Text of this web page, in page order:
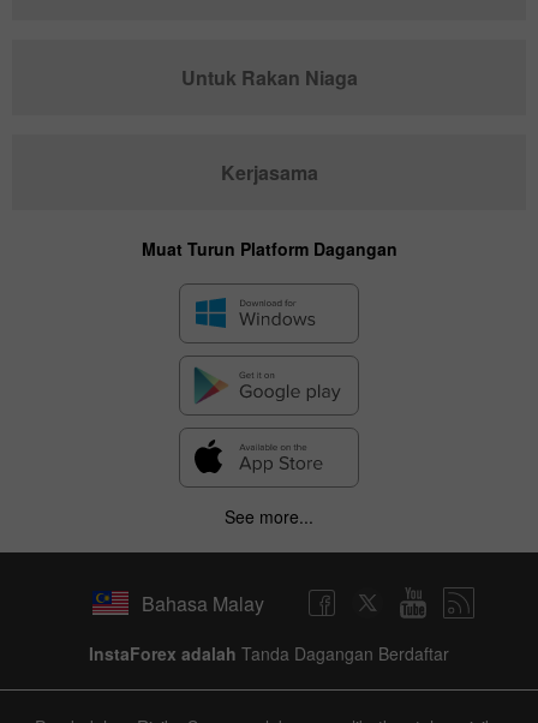
Untuk Rakan Niaga
Kerjasama
Muat Turun Platform Dagangan
See more...
Bahasa Malay
InstaForex adalah Tanda Dagangan Berdaftar